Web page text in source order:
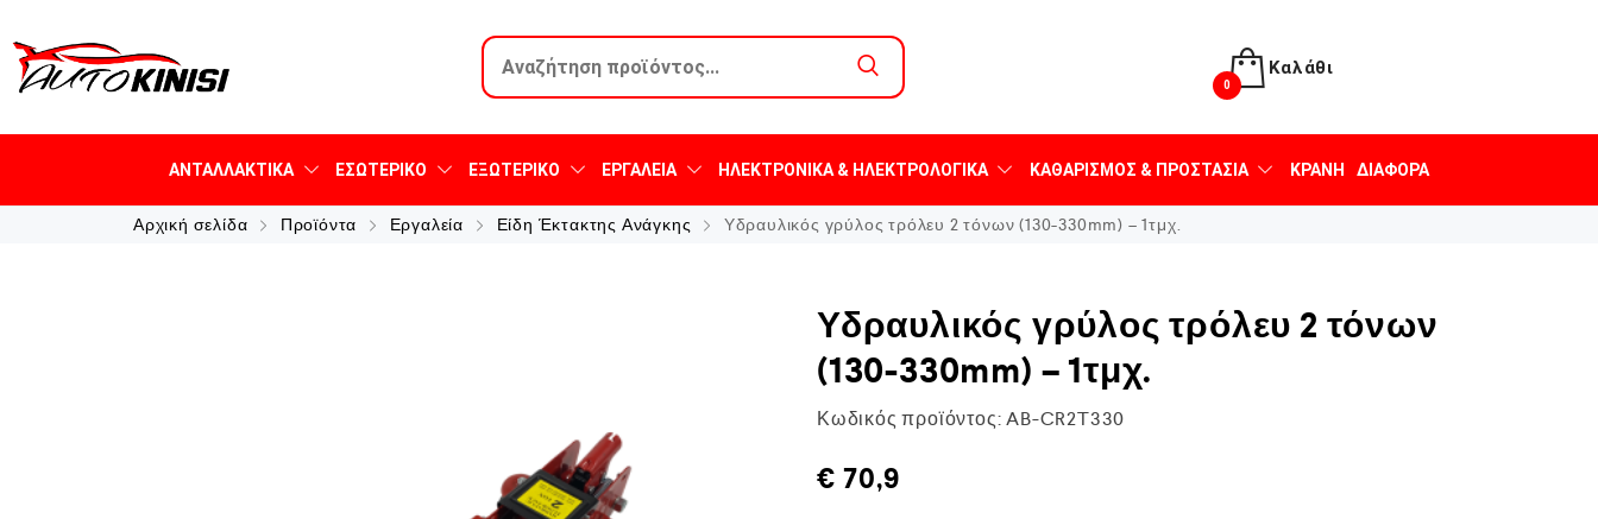
Καλάθι
0
ΑΝΤΑΛΛΑΚΤΙΚΆ ΕΣΩΤΕΡΙΚΌ ΕΞΩΤΕΡΙΚΌ ΕΡΓΑΛΕΊΑ ΗΛΕΚΤΡΟΝΙΚΆ & ΗΛΕΚΤΡΟΛΟΓΙΚΆ ΚΑΘΑΡΙΣΜΌΣ & ΠΡΟΣΤΑΣΊΑ ΚΡΆΝΗ ΔΙΆΦΟΡΑ
Αρχική σελίδα Προϊόντα Εργαλεία Είδη Έκτακτης Ανάγκης Υδραυλικός γρύλος τρόλευ 2 τόνων (130-330mm) – 1τμχ.
Υδραυλικός γρύλος τρόλευ 2 τόνων
(130-330mm) – 1τμχ.
Κωδικός προϊόντος: AB-CR2T330
€ 70,9